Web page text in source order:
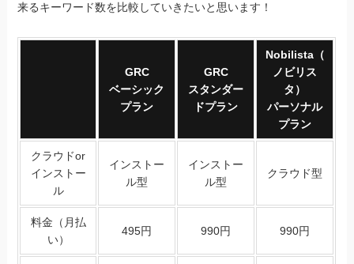
来るキーワード数を比較していきたいと思います！
GRC
ベーシック
プラン
GRC
スタンダー
ドプラン
Nobilista（
ノビリス
タ）
パーソナル
プラン
クラウドor
インストー
ル
インストー
ル型
インストー
ル型
クラウド型
料金（月払
い）
495円 990円 990円